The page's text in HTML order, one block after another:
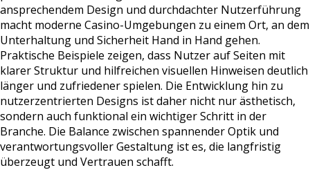
ansprechendem Design und durchdachter Nutzerführung
macht moderne Casino-Umgebungen zu einem Ort, an dem
Unterhaltung und Sicherheit Hand in Hand gehen.
Praktische Beispiele zeigen, dass Nutzer auf Seiten mit
klarer Struktur und hilfreichen visuellen Hinweisen deutlich
länger und zufriedener spielen. Die Entwicklung hin zu
nutzerzentrierten Designs ist daher nicht nur ästhetisch,
sondern auch funktional ein wichtiger Schritt in der
Branche. Die Balance zwischen spannender Optik und
verantwortungsvoller Gestaltung ist es, die langfristig
überzeugt und Vertrauen schafft.